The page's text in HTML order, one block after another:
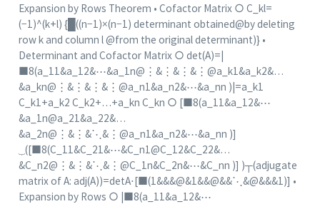
Expansion by Rows Theorem • Cofactor Matrix ○ C_kl=
(−1)^(k+l) {█((n−1)×(n−1) determinant obtained@by deleting
row k and column l@from the original determinant)} •
Determinant and Cofactor Matrix ○ det⁡(A)=|
■8(a_11&a_12&⋯&a_1n@⋮&⋮&⋮&⋮ @a_k1&a_k2&…
&a_kn@⋮&⋮&⋮&⋮ @a_n1&a_n2&⋯&a_nn )|=a_k1
C_k1+a_k2 C_k2+…+a_kn C_kn ○ [■8(a_11&a_12&⋯
&a_1n@a_21&a_22&…
&a_2n@⋮&⋮&⋱&⋮ @a_n1&a_n2&⋯&a_nn )]
⏟([■8(C_11&C_21&⋯&C_n1@C_12&C_22&…
&C_n2@⋮&⋮&⋱&⋮ @C_1n&C_2n&⋯&C_nn )] )┬(adjugate
matrix of A: adj(A))=det⁡A⋅[■(1&&&@&1&&@&&⋱&@&&&1)] •
Expansion by Rows ○ |■8(a_11&a_12&⋯